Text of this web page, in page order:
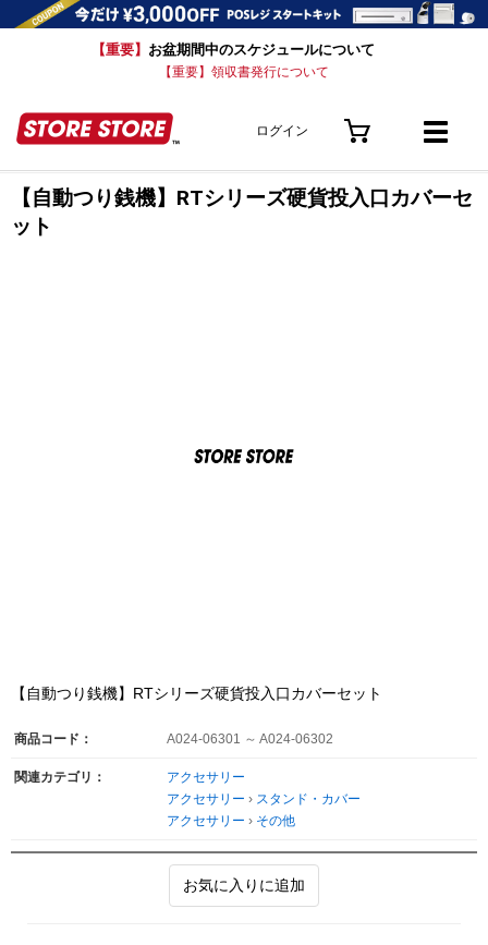
【重要】 お盆期間中のスケジュールについて
【重要】領収書発行について
ログイン
【自動つり銭機】RTシリーズ硬貨投入口カバーセ
ット
【自動つり銭機】RTシリーズ硬貨投入口カバーセット
商品コード： A024-06301 ～ A024-06302
関連カテゴリ：
アクセサリー
アクセサリー › スタンド・カバー
アクセサリー › その他
お気に入りに追加